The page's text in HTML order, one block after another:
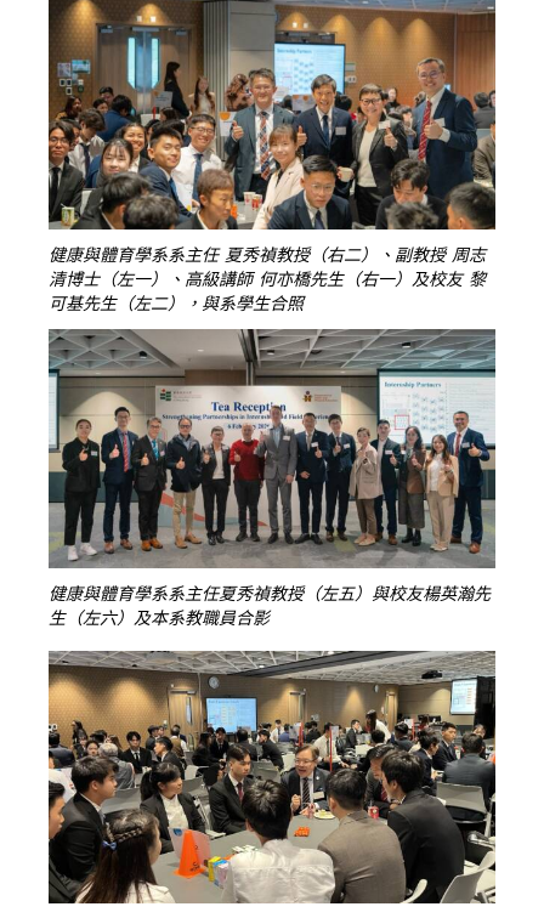
健康與體育學系系主任 夏秀禎教授（右二）、副教授 周志
清博士（左一）、高級講師 何亦橋先生（右一）及校友 黎
可基先生（左二），與系學生合照
健康與體育學系系主任夏秀禎教授（左五）與校友楊英瀚先
生（左六）及本系教職員合影